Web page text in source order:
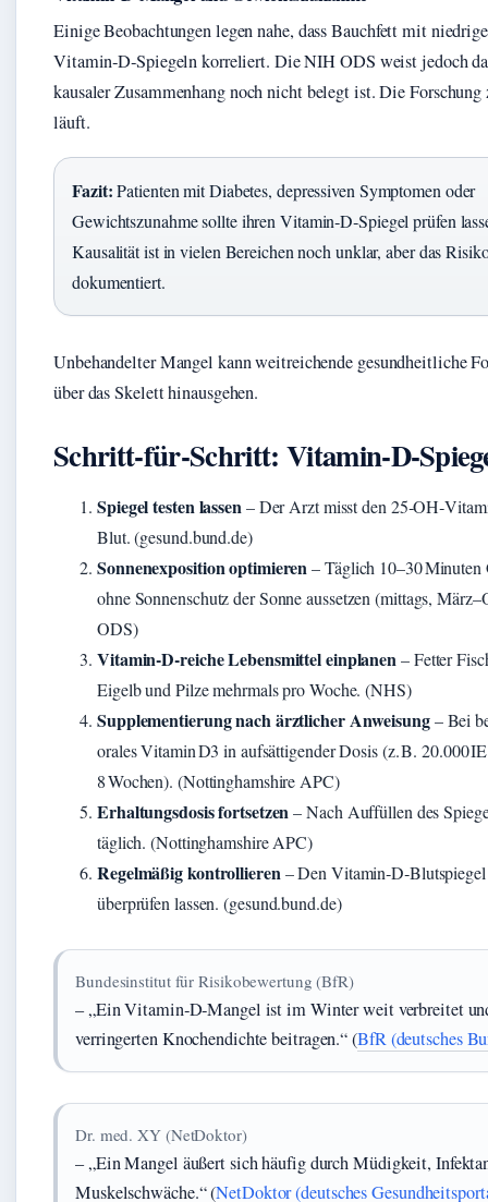
Einige Beobachtungen legen nahe, dass Bauchfett mit
Vitamin‑D‑Spiegeln korreliert. Die NIH ODS weist jedoch
kausaler Zusammenhang noch nicht belegt ist. Die
läuft.
Fazit:Patienten mit Diabetes, depressiven Symptomen oder
Gewichtszunahme sollte ihren Vitamin‑D‑Spiegel prüfen
Kausalität ist in vielen Bereichen noch unklar, aber das
dokumentiert.
Unbehandelter Mangel kann weitreichende gesundheitliche
über das Skelett hinausgehen.
Schritt‑für‑Schritt:
Spiegel testen lassen– Der Arzt misst den
Blut. (gesund.bund.de)
Sonnenexposition optimieren– Täglich 10–30
ohne Sonnenschutz der Sonne aussetzen (mittags,
ODS)
Vitamin‑D‑reiche Lebensmittel einplanen– Fetter
Eigelb und Pilze mehrmals pro Woche. (NHS)
Supplementierung nach ärztlicher Anweisung– Bei
orales Vitamin D3 in aufsättigender Dosis (z. B. 20.000
8 Wochen). (Nottinghamshire APC)
Erhaltungsdosis fortsetzen– Nach Auffüllen des
täglich. (Nottinghamshire APC)
Regelmäßig kontrollieren – Den
überprüfen lassen. (gesund.bund.de)
Bundesinstitut für Risikobewertung (BfR)
– „Ein Vitamin‑D‑Mangel ist im Winter weit verbreitet
verringerten Knochendichte beitragen.“ (BfR (deutsches
Dr. med. XY (NetDoktor)
– „Ein Mangel äußert sich häufig durch Müdigkeit,
Muskelschwäche.“ (NetDoktor (deutsches